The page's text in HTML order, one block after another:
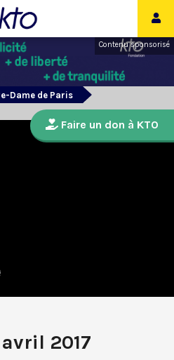
Contenu sponsorisé
Dame de Paris
avril 2017
Faire un don à KTO